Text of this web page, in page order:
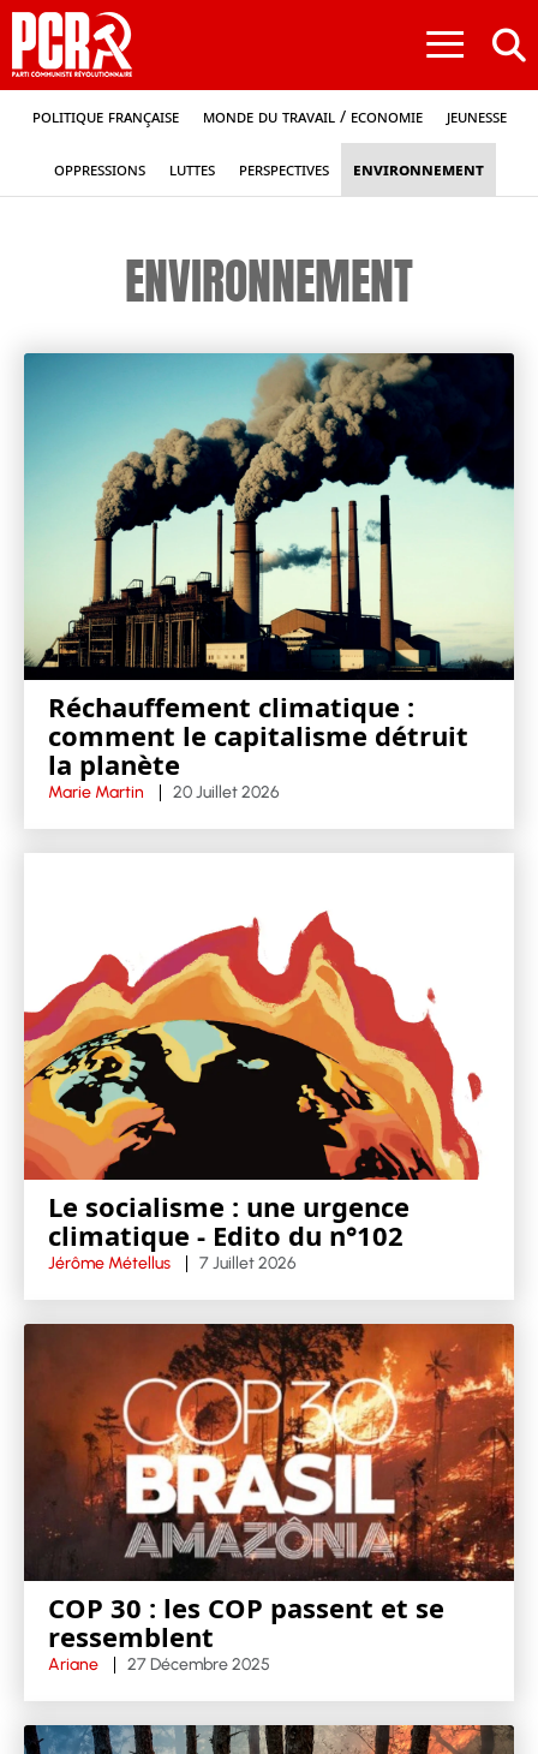
≡
Politique française Monde du travail / Economie Jeunesse
Oppressions Luttes Perspectives Environnement
ENVIRONNEMENT
Réchauffement climatique :
comment le capitalisme détruit
la planète
Marie Martin 20 Juillet 2026
Le socialisme : une urgence
climatique - Edito du n°102
Jérôme Métellus 7 Juillet 2026
COP 30 : les COP passent et se
ressemblent
Ariane 27 Décembre 2025